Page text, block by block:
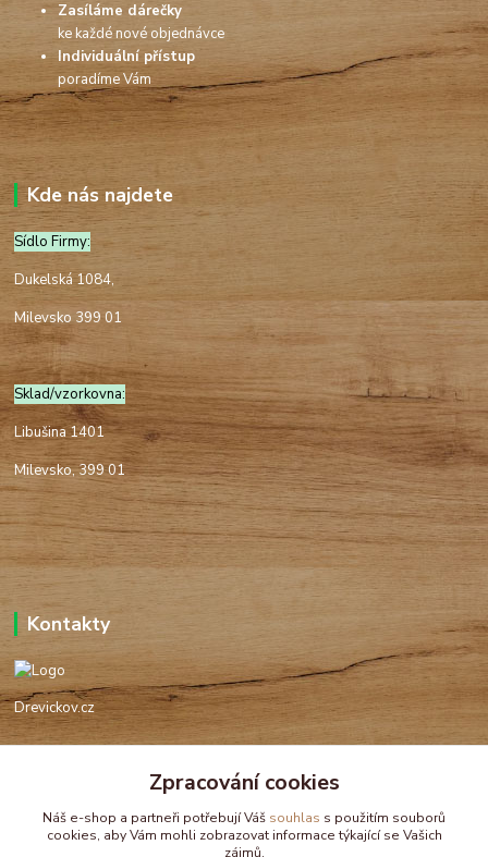
Zasíláme dárečky
ke každé nové objednávce
Individuální přístup
poradíme Vám
Kde nás najdete
Sídlo Firmy:
Dukelská 1084,
Milevsko 399 01
Sklad/vzorkovna:
Libušina 1401
Milevsko, 399 01
Kontakty
Drevickov.cz
+420 732 488 676
drevickov@drevickov.cz, info@drevickov.cz
Zpracování cookies
Náš e-shop a partneři potřebují Váš souhlas s použitím souborů
cookies, aby Vám mohli zobrazovat informace týkající se Vašich
zájmů.